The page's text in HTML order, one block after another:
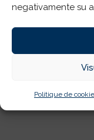
negativamente su
Politique de